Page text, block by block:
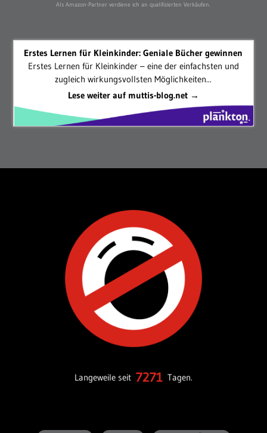
Als Amazon-Partner verdiene ich an qualifizierten Verkäufen.
Erstes Lernen für Kleinkinder: Geniale Bücher gewinnen
Erstes Lernen für Kleinkinder – eine der einfachsten und
zugleich wirkungsvollsten Möglichkeiten...
Lese weiter auf muttis-blog.net →
Langeweile seit 7271 Tagen.